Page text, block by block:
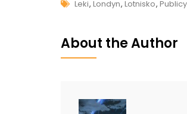
Tags
Leki, Londyn, Lotnisko,
About the Author